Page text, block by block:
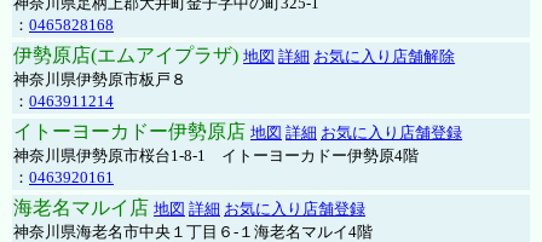
： 0465828168
伊勢原店(エムアイプラザ) 地図 詳細 お気に入り店舗解除
神奈川県伊勢原市板戸８
： 0463911214
イトーヨーカドー伊勢原店 地図 詳細 お気に入り店舗登録
神奈川県伊勢原市桜台1-8-1 イトーヨーカドー伊勢原4階
： 0463920161
海老名マルイ店 地図 詳細 お気に入り店舗登録
神奈川県海老名市中央１丁目６-１海老名マルイ4階